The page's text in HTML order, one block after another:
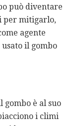
può diventare
per mitigarlo,
agente
il gombo
è al suo
i climi